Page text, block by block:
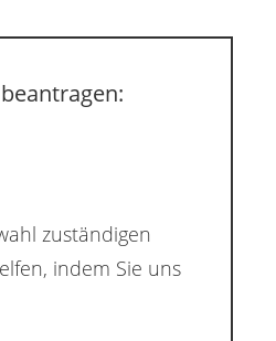
zuständigen
indem Sie uns